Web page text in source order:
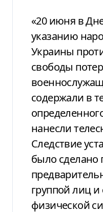
«20 июня в
указанию
Украины
свободы
содержали в
нанесли
Следствие
было сделано
группой лиц
физической